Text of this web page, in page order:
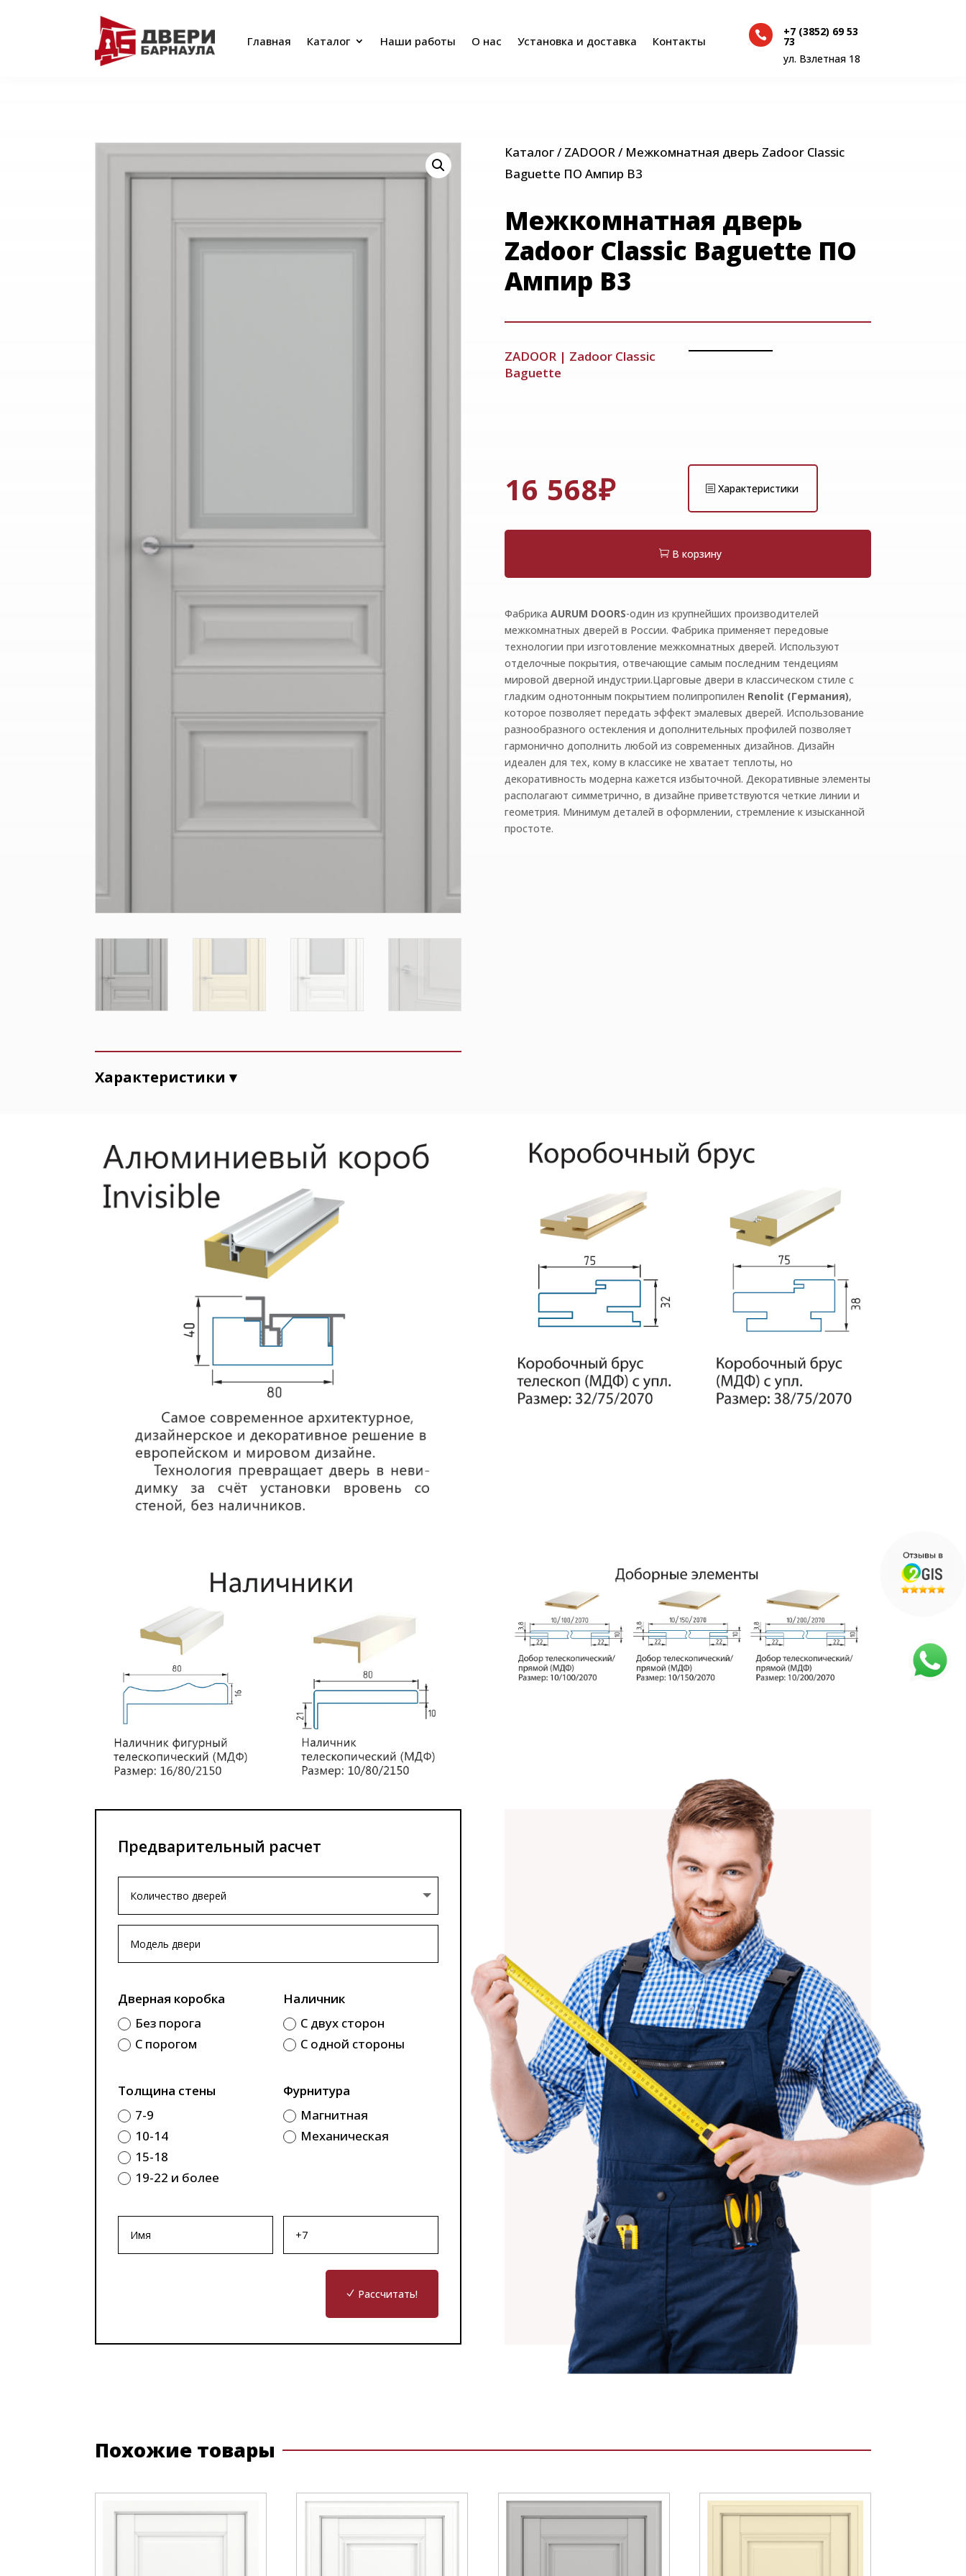
Главная Каталог Наши работы О нас Установка и доставка Контакты  +7 (3852) 69 53
73
ул. Взлетная 18
Наши работы 
73
Характеристики ▾
Каталог/ZADOOR/ Межкомнатная дверь Zadoor Classic
Baguette ПО Ампир В3
Межкомнатная дверь
Zadoor Classic Baguette ПО
Ампир В3
ZADOOR| Zadoor Classic
Baguette
16 568₽ Характеристики
В корзину
Фабрика AURUM DOORS-один из крупнейших производителей
межкомнатных дверей в России. Фабрика применяет передовые
технологии при изготовление межкомнатных дверей. Используют
отделочные покрытия, отвечающие самым последним тендециям
мировой дверной индустрии.Царговые двери в классическом стиле с
гладким однотонным покрытием полипропилен Renolit (Германия),
которое позволяет передать эффект эмалевых дверей. Использование
разнообразного остекления и дополнительных профилей позволяет
гармонично дополнить любой из современных дизайнов. Дизайн
идеален для тех, кому в классике не хватает теплоты, но
декоративность модерна кажется избыточной. Декоративные элементы
располагают симметрично, в дизайне приветствуются четкие линии и
геометрия. Минимум деталей в оформлении, стремление к изысканной
простоте.
Предварительный расчет
Дверная коробка
Без порога
С порогом
Наличник
С двух сторон
С одной стороны
Толщина стены
7-9
10-14
15-18
19-22 и более
Фурнитура
Магнитная
Механическая
Рассчитать!
Похожие товары